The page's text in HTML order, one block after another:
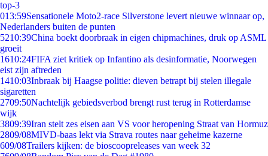
top-3
013:59Sensationele Moto2-race Silverstone levert nieuwe winnaar op,
Nederlanders buiten de punten
5210:39China boekt doorbraak in eigen chipmachines, druk op ASML
groeit
1610:24FIFA ziet kritiek op Infantino als desinformatie, Noorwegen
eist zijn aftreden
1410:03Inbraak bij Haagse politie: dieven betrapt bij stelen illegale
sigaretten
2709:50Nachtelijk gebiedsverbod brengt rust terug in Rotterdamse
wijk
3809:39Iran stelt zes eisen aan VS voor heropening Straat van Hormuz
2809/08MIVD-baas lekt via Strava routes naar geheime kazerne
609/08Trailers kijken: de bioscoopreleases van week 32